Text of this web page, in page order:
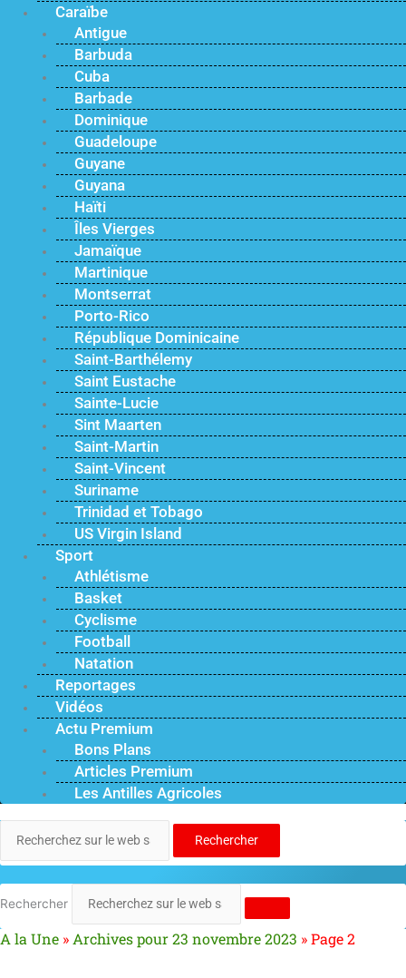
Caraïbe
Antigue
Barbuda
Cuba
Barbade
Dominique
Guadeloupe
Guyane
Guyana
Haïti
Îles Vierges
Jamaïque
Martinique
Montserrat
Porto-Rico
République Dominicaine
Saint-Barthélemy
Saint Eustache
Sainte-Lucie
Sint Maarten
Saint-Martin
Saint-Vincent
Suriname
Trinidad et Tobago
US Virgin Island
Sport
Athlétisme
Basket
Cyclisme
Football
Natation
Reportages
Vidéos
Actu Premium
Bons Plans
Articles Premium
Les Antilles Agricoles
Rechercher
Rechercher
A la Une »Archives pour 23 novembre 2023 »Page 2